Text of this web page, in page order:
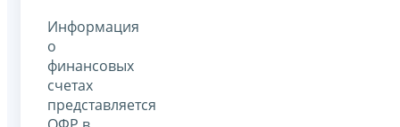
Информация
о
финансовых
счетах
представляется